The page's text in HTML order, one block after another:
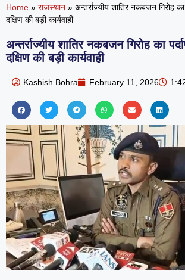
Home » राजस्थान » अन्तर्राज्यीय शातिर नकबजन गिरोह
दक्षिण की बड़ी कार्यवाही
अन्तर्राज्यीय शातिर नकबजन गिरोह का
दक्षिण की बड़ी कार्यवाही
Kashish Bohra February 11, 2026